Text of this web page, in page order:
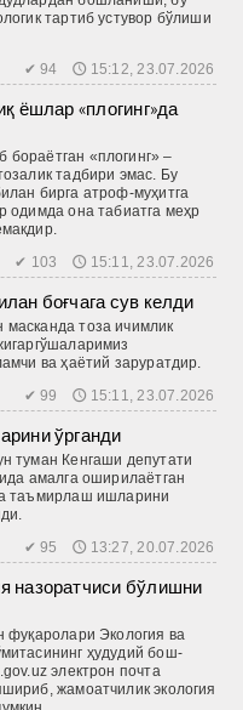
тартиб устувор бўлиши
✔ 94 🕔 15:12, 23.07.2026
ёшлар «плогинг»да
«плогинг» –
тадбири эмас. Бу
бирга атроф-муҳитга
одимда она табиатга меҳр
✔ 103 🕔 15:11, 23.07.2026
боғчага сув келди
тоза ичимлик
ва ҳаётий заруратдир.
✔ 99 🕔 15:11, 23.07.2026
ўрганди
туман Кенгаши депутати
амалга оширилаётган
таъмирлаш ишларини
✔ 95 🕔 13:27, 20.07.2026
назоратчиси бўлишни
фуқаролари Экология ва
ҳудудий бош­
электрон почта
жамоатчилик экология